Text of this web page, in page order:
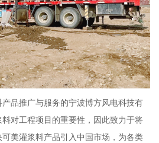
品推广与服务的宁波博方风电科技有
对工程项目的重要性，因此致力于将
美灌浆料产品引入中国市场，为各类